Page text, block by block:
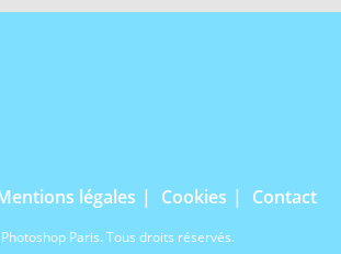
légales Cookies Contact
Paris. Tous droits réservés.